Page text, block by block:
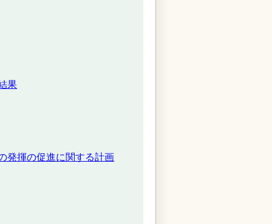
果
発揮の促進に関する計画